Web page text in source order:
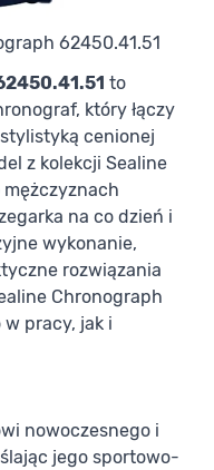
62450.41.51
to
który łączy
cenionej
z kolekcji Sealine
mężczyznach
na co dzień i
wykonanie,
rozwiązania
Chronograph
pracy, jak i
nowoczesnego i
jego sportowo-